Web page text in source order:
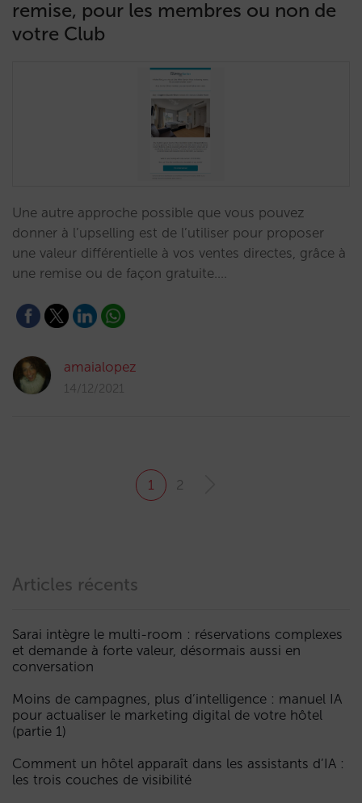
remise, pour les membres ou non de
votre Club
Une autre approche possible que vous pouvez
donner à l’upselling est de l’utiliser pour proposer
une valeur différentielle à vos ventes directes, grâce à
une remise ou de façon gratuite.…
amaialopez
14/12/2021
1 2
Articles récents
Sarai intègre le multi-room : réservations complexes
et demande à forte valeur, désormais aussi en
conversation
Moins de campagnes, plus d’intelligence : manuel IA
pour actualiser le marketing digital de votre hôtel
(partie 1)
Comment un hôtel apparaît dans les assistants d’IA :
les trois couches de visibilité